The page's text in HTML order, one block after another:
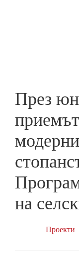
През
на
Проекти